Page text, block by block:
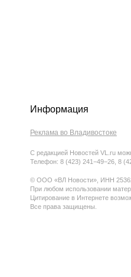
Информация
Реклама во Владивостоке
С редакцией Новостей VL.ru
Телефон: 8 (423) 241−49−26, 8
© ООО «ВЛ Новости», ИНН
При любом использовании
Цитирование в Интернете
Все права защищены.